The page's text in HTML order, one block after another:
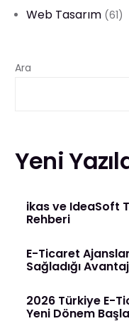
Web Tasarım (61)
Ara
Yeni
ikas ve IdeaSoft
Rehberi
E-Ticaret
Sağladığı
2026 Türkiye E-
Yeni Dönem